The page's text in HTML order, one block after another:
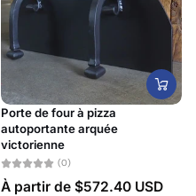
Porte de four à pizza
autoportante arquée
victorienne
(0)
À partir de $572.40 USD